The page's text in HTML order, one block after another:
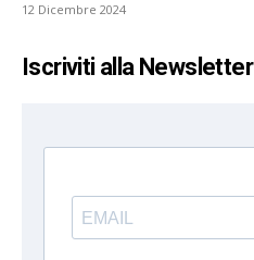
12 Dicembre 2024
Iscriviti alla Newsletter